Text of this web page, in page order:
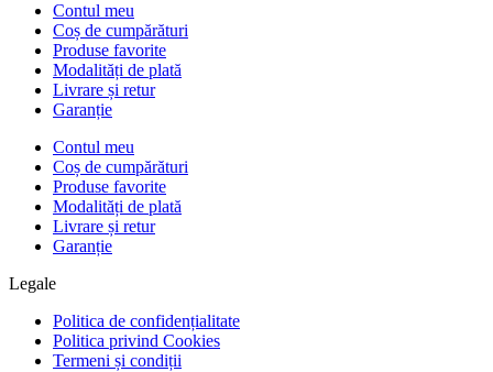
Contul meu
Coș de cumpărături
Produse favorite
Modalități de plată
Livrare și retur
Garanție
Contul meu
Coș de cumpărături
Produse favorite
Modalități de plată
Livrare și retur
Garanție
Legale
Politica de confidențialitate
Politica privind Cookies
Termeni și condiții